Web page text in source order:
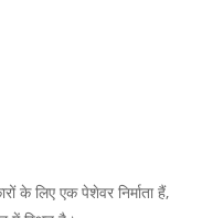
के लिए एक पेशेवर निर्माता हैं,